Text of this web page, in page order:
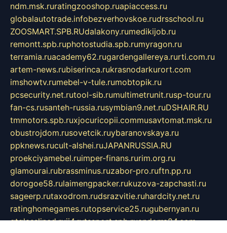
ndm.msk.ruratingzooshop.ruapiaccess.ru
globalautotrade.infobezverhovskoe.rudrsschool.ru
ZOOSMART.SPB.RUdalakony.rumedikijob.ru
remontt.spb.ruphotostudia.spb.rumyragon.ru
terramia.ruacademy62.rugardengallereya.rurti.com.ru
artem-news.rubiserinca.rukrasnodarkurort.com
imshowtv.rumebel-v-tule.rumobtopik.ru
pcsecurity.net.rutool-sib.rumultimetrunit.rusp-tour.ru
fan-cs.rusanteh-russia.rusymbian9.net.ruDSHAIR.RU
tmmotors.spb.ruxjocuricopii.commusavtomat.msk.ru
obustrojdom.rusovetcik.ruybaranovskaya.ru
ppknews.rucult-alshei.ruJAPANRUSSIA.RU
proekciyamebel.ruimper-finans.rurim.org.ru
glamourai.rubrassminus.ruzabor-pro.ruftn.pp.ru
dorogoe58.rulaimengpacker.rukuzova-zapchasti.ru
sageerp.rutaxodrom.rudsrazvitie.ruhardcity.net.ru
ratinghomegames.rutopservice25.rugubernyan.ru
gtglasslined.ruii4.rutssport.spb.ruandorra24.com